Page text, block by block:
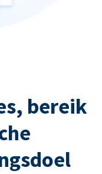
bereik